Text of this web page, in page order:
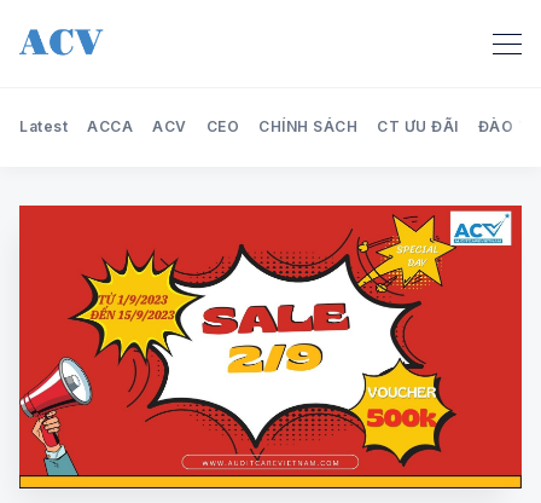
Search Audit Care Việt Nam
Latest ACCA ACV CEO CHÍNH SÁCH CT ƯU ĐÃI ĐÀO